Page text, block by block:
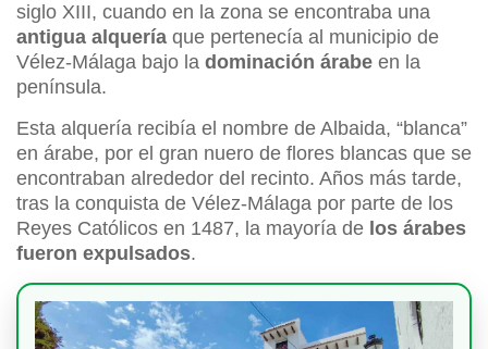
siglo XIII, cuando en la zona se encontraba una
antigua alquería que pertenecía al municipio de
Vélez-Málaga bajo la dominación árabe en la
península.
Esta alquería recibía el nombre de Albaida, “blanca”
en árabe, por el gran nuero de flores blancas que se
encontraban alrededor del recinto. Años más tarde,
tras la conquista de Vélez-Málaga por parte de los
Reyes Católicos en 1487, la mayoría de los árabes
fueron expulsados.